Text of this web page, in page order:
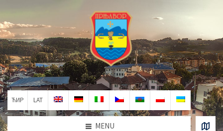
ЋИР LAT
MENU